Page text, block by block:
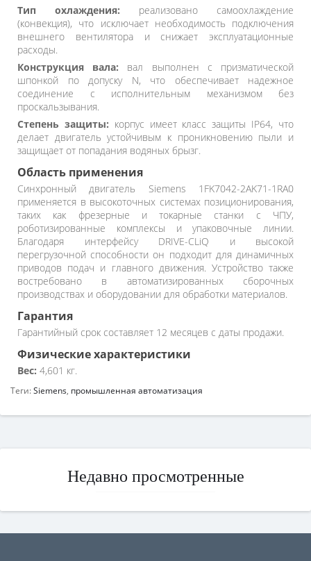
Тип охлаждения: реализовано самоохлаждение
(конвекция), что исключает необходимость подключения
внешнего вентилятора и снижает эксплуатационные
расходы.
Конструкция вала: вал выполнен с призматической
шпонкой по допуску N, что обеспечивает надежное
соединение с исполнительным механизмом без
проскальзывания.
Степень защиты: корпус имеет класс защиты IP64, что
делает двигатель устойчивым к проникновению пыли и
защищает от попадания водяных брызг.
Область применения
Синхронный двигатель Siemens 1FK7042-2AK71-1RA0
применяется в высокоточных системах позиционирования,
таких как фрезерные и токарные станки с ЧПУ,
роботизированные комплексы и упаковочные линии.
Благодаря интерфейсу DRIVE-CLiQ и высокой
перегрузочной способности он подходит для динамичных
приводов подач и главного движения. Устройство также
востребовано в автоматизированных сборочных
производствах и оборудовании для обработки материалов.
Гарантия
Гарантийный срок составляет 12 месяцев с даты продажи.
Физические характеристики
Вес: 4,601 кг.
Теги:Siemens, промышленная автоматизация
Недавно просмотренные